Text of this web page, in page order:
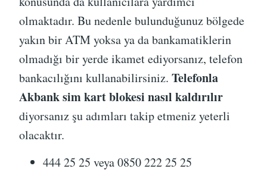
olmaktadır. Bu nedenle bulunduğunuz bölgede
yakın bir ATM yoksa ya da bankamatiklerin
olmadığı bir yerde ikamet ediyorsanız, telefon
bankacılığını kullanabilirsiniz. Telefonla
Akbank sim kart blokesi nasıl kaldırılır
diyorsanız şu adımları takip etmeniz yeterli
olacaktır.
444 25 25 veya 0850 222 25 25